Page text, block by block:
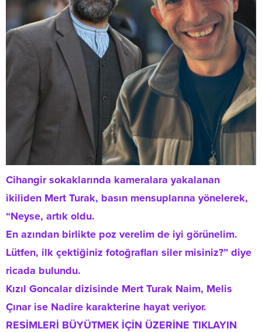
Cihangir sokaklarında kameralara yakalanan
ikiliden Mert Turak, basın mensuplarına yönelerek,
“Neyse, artık oldu.
En azından birlikte poz verelim de iyi görünelim.
Lütfen, ilk çektiğiniz fotoğrafları siler misiniz?” diye
ricada bulundu.
Kızıl Goncalar dizisinde Mert Turak Naim, Melis
Çınar ise Nadire karakterine hayat veriyor.
RESİMLERİ BÜYÜTMEK İÇİN ÜZERİNE TIKLAYIN